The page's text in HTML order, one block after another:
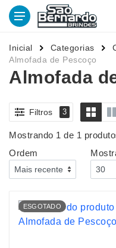
Inicial Categorias
Almofada de Pescoço
Almofada
Filtros 3
Mostrando 1 de 1
Ordem
ESGOTADO